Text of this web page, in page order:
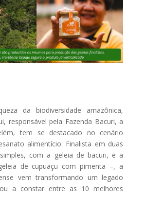
da biodiversidade amazônica,
responsável pela Fazenda Bacuri, a
tem se destacado no cenário
alimentício. Finalista em duas
com a geleia de bacuri, e a
de cupuaçu com pimenta –, a
vem transformando um legado
a constar entre as 10 melhores